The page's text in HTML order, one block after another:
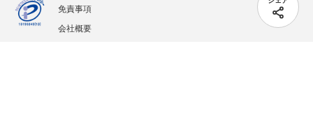
免責事項
会社概要